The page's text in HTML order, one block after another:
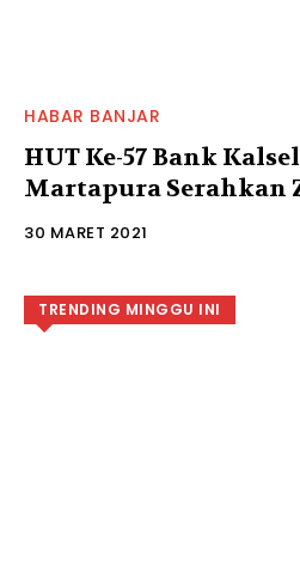
HABAR BANJAR
HUT Ke-57 Bank
Martapura Serahkan
30 MARET 2021
TRENDING MINGGU INI